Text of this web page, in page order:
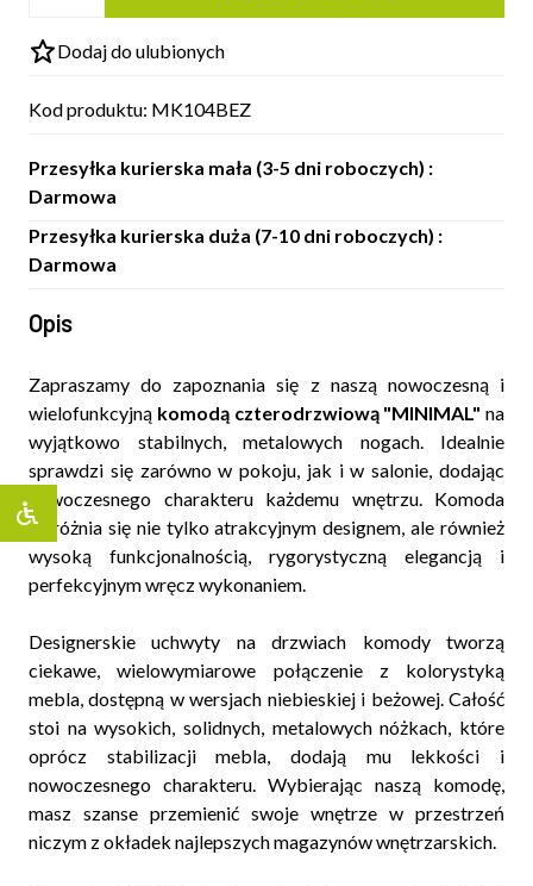
Dodaj do ulubionych
Kod produktu: MK104BEZ
Przesyłka kurierska mała (3-5 dni roboczych) :
Darmowa
Przesyłka kurierska duża (7-10 dni roboczych) :
Darmowa
Opis
Zapraszamy do zapoznania się z naszą nowoczesną i
wielofunkcyjną komodą czterodrzwiową "MINIMAL" na
wyjątkowo stabilnych, metalowych nogach. Idealnie
sprawdzi się zarówno w pokoju, jak i w salonie, dodając
nowoczesnego charakteru każdemu wnętrzu. Komoda
wyróżnia się nie tylko atrakcyjnym designem, ale również
wysoką funkcjonalnością, rygorystyczną elegancją i
perfekcyjnym wręcz wykonaniem.
Designerskie uchwyty na drzwiach komody tworzą
ciekawe, wielowymiarowe połączenie z kolorystyką
mebla, dostępną w wersjach niebieskiej i beżowej. Całość
stoi na wysokich, solidnych, metalowych nóżkach, które
oprócz stabilizacji mebla, dodają mu lekkości i
nowoczesnego charakteru. Wybierając naszą komodę,
masz szanse przemienić swoje wnętrze w przestrzeń
niczym z okładek najlepszych magazynów wnętrzarskich.